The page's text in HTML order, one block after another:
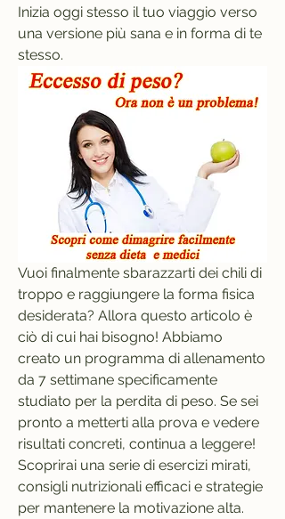
Inizia oggi stesso il tuo viaggio verso
una versione più sana e in forma di te
stesso.
Vuoi finalmente sbarazzarti dei chili di
troppo e raggiungere la forma fisica
desiderata? Allora questo articolo è
ciò di cui hai bisogno! Abbiamo
creato un programma di allenamento
da 7 settimane specificamente
studiato per la perdita di peso. Se sei
pronto a metterti alla prova e vedere
risultati concreti, continua a leggere!
Scoprirai una serie di esercizi mirati,
consigli nutrizionali efficaci e strategie
per mantenere la motivazione alta.